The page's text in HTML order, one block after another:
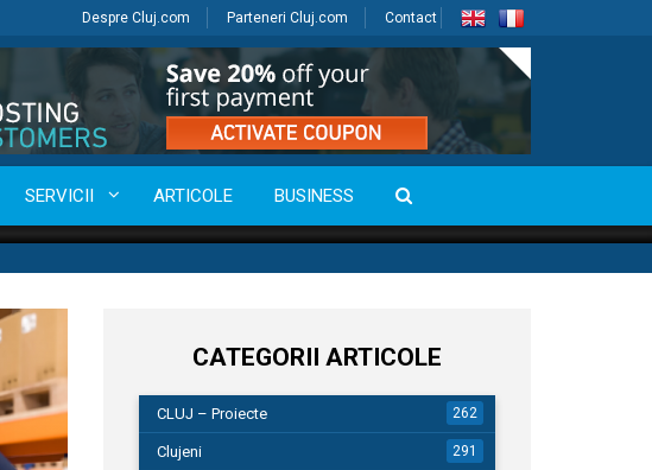
Despre Cluj.com Parteneri Cluj.com Contact
SERVICII ARTICOLE BUSINESS
CATEGORII ARTICOLE
CLUJ – Proiecte 262
Clujeni 291